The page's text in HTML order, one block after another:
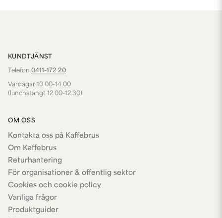
KUNDTJÄNST
Telefon 0411-172 20
Vardagar 10.00-14.00
(lunchstängt 12.00-12.30)
OM OSS
Kontakta oss på Kaffebrus
Om Kaffebrus
Returhantering
För organisationer & offentlig sektor
Cookies och cookie policy
Vanliga frågor
Produktguider